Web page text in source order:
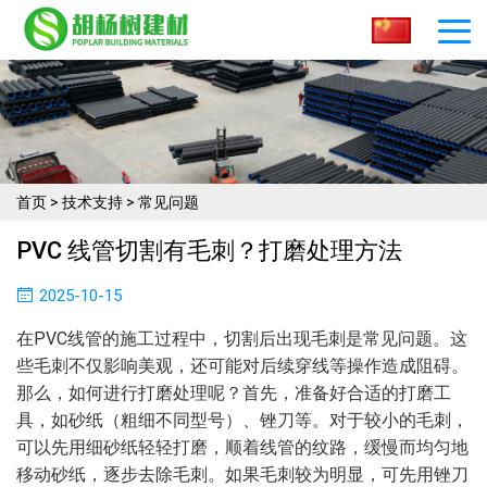
首页 > 技术支持 > 常见问题
PVC 线管切割有毛刺？打磨处理方法​
2025-10-15
在PVC线管的施工过程中，切割后出现毛刺是常见问题。这
些毛刺不仅影响美观，还可能对后续穿线等操作造成阻碍。
那么，如何进行打磨处理呢？首先，准备好合适的打磨工
具，如砂纸（粗细不同型号）、锉刀等。对于较小的毛刺，
可以先用细砂纸轻轻打磨，顺着线管的纹路，缓慢而均匀地
移动砂纸，逐步去除毛刺。如果毛刺较为明显，可先用锉刀